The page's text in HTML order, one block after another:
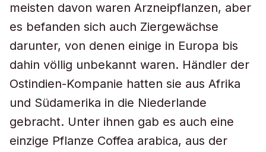
meisten davon waren Arzneipflanzen, aber
es befanden sich auch Ziergewächse
darunter, von denen einige in Europa bis
dahin völlig unbekannt waren. Händler der
Ostindien-Kompanie hatten sie aus Afrika
und Südamerika in die Niederlande
gebracht. Unter ihnen gab es auch eine
einzige Pflanze Coffea arabica, aus der